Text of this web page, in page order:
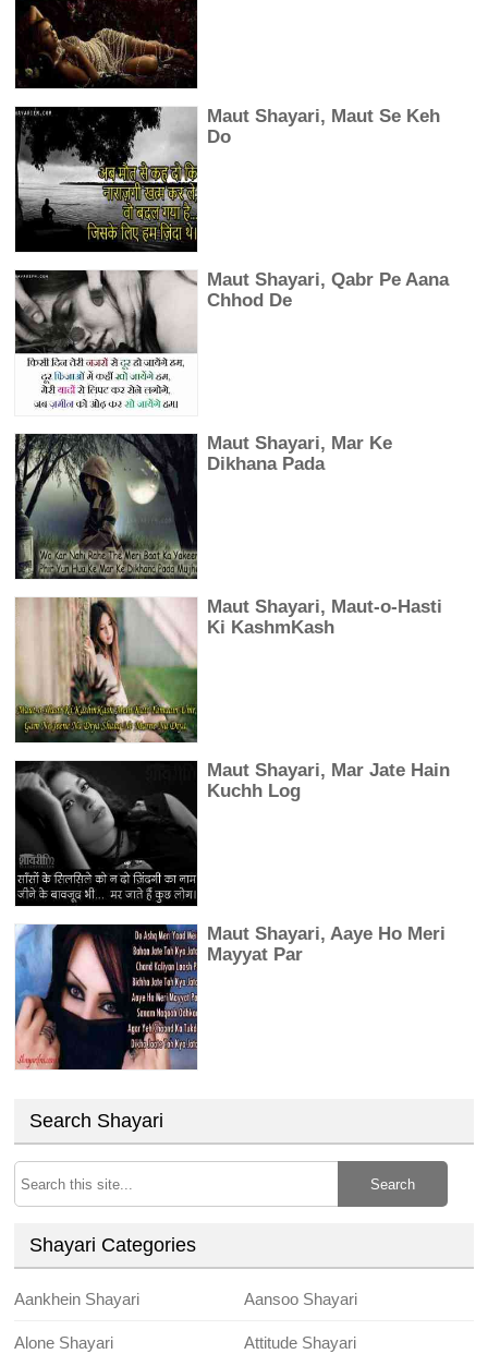
Maut Shayari, Maut Se Keh
Do
Maut Shayari, Qabr Pe Aana
Chhod De
Maut Shayari, Mar Ke
Dikhana Pada
Maut Shayari, Maut-o-Hasti
Ki KashmKash
Maut Shayari, Mar Jate Hain
Kuchh Log
Maut Shayari, Aaye Ho Meri
Mayyat Par
Search Shayari
Search
Shayari Categories
Aankhein Shayari Aansoo Shayari
Alone Shayari Attitude Shayari